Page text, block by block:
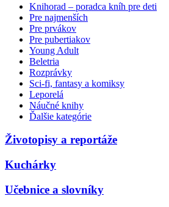
Knihorad – poradca kníh pre deti
Pre najmenších
Pre prvákov
Pre pubertiakov
Young Adult
Beletria
Rozprávky
Sci-fi, fantasy a komiksy
Leporelá
Náučné knihy
Ďalšie kategórie
Životopisy a reportáže
Kuchárky
Učebnice a slovníky